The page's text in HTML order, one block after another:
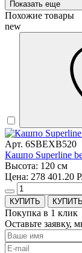
Показать еще
Похожие товары
new
Арт. 6SBEXB520
Кашпо Superline
Высота: 120 см
Цена: 278 401.20 Р.
Покупка в 1 клик
Оставьте заявку,